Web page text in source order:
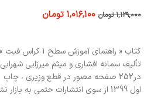
کتاب «تمرینات قدرتی ویژه دستورالعمل‏ های
کاربردی برای مربیان» تألیف یوری وی ور
خوشانسکی و با ترجمه دکتر محمدرضا